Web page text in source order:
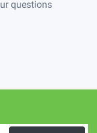
questions